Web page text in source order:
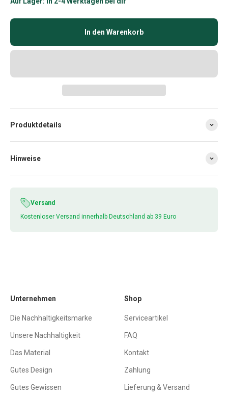
In den Warenkorb
Produktdetails
Hinweise
Versand
Kostenloser Versand innerhalb Deutschland ab 39 Euro
Unternehmen
Die Nachhaltigkeitsmarke
Unsere Nachhaltigkeit
Das Material
Gutes Design
Gutes Gewissen
Shop
Serviceartikel
FAQ
Kontakt
Zahlung
Lieferung & Versand